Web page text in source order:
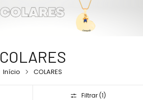
COLARES
Início COLARES
Filtrar (1)